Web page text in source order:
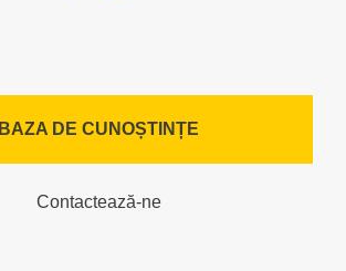
BAZA DE CUNOȘTINȚE
Contactează-ne